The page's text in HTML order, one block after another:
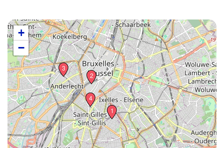
1
2
3
4
+
−